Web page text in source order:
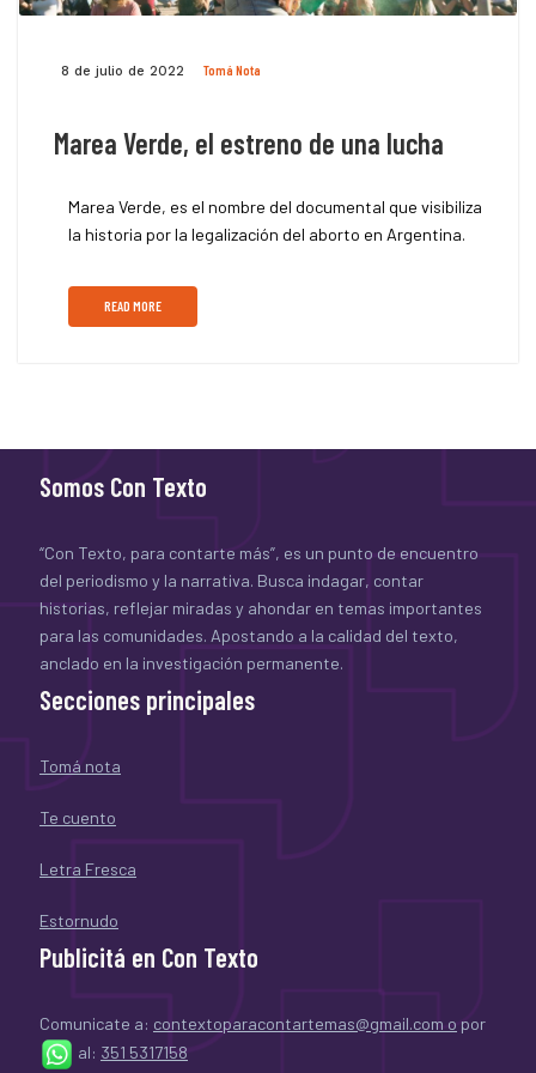
8 de julio de 2022 Tomá Nota
Marea Verde, el estreno de una lucha
Marea Verde, es el nombre del documental que visibiliza
la historia por la legalización del aborto en Argentina.
READ MORE
Somos Con Texto
“Con Texto, para contarte más”, es un punto de encuentro
del periodismo y la narrativa. Busca indagar, contar
historias, reflejar miradas y ahondar en temas importantes
para las comunidades. Apostando a la calidad del texto,
anclado en la investigación permanente.
Secciones principales
Tomá nota
Te cuento
Letra Fresca
Estornudo
Publicitá en Con Texto
Comunicate a: contextoparacontartemas@gmail.com o por
al: 351 5317158